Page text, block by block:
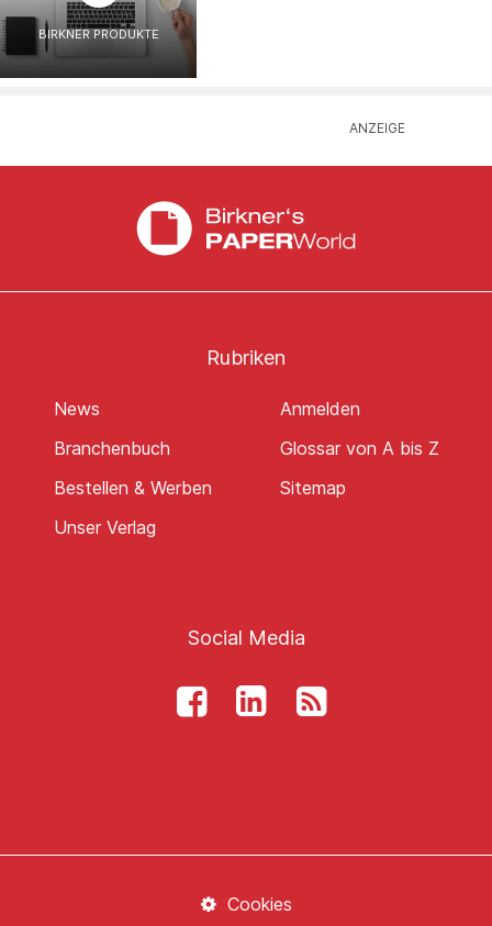
BIRKNER PRODUKTE
Rubriken
News
Branchenbuch
Bestellen & Werben
Unser Verlag
Anmelden
Glossar von A bis Z
Sitemap
Social Media
Cookies